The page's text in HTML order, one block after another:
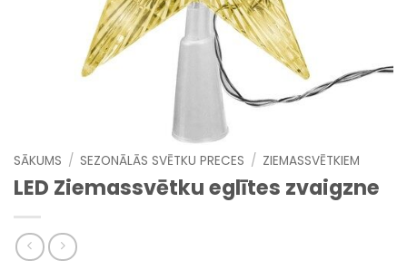
SĀKUMS / SEZONĀLĀS SVĒTKU PRECES / ZIEMASSVĒTKIEM
LED Ziemassvētku eglītes zvaigzne